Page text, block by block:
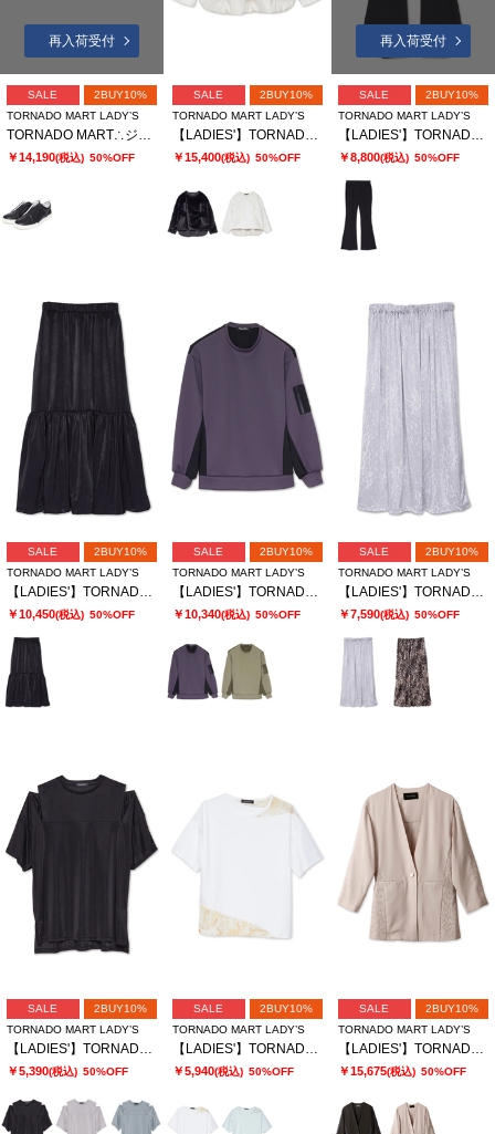
再入荷受付
SALE
2BUY10%
TORNADO MART LADY’S
TORNADO MART∴ジオメトラバースリッポン
￥14,190(税込) 50%OFF
SALE
2BUY10%
TORNADO MART LADY’S
【LADIES'】TORNADO MART∴キルティングファー切替ブルゾン
￥15,400(税込) 50%OFF
再入荷受付
SALE
2BUY10%
TORNADO MART LADY’S
【LADIES'】TORNADO MART∴トリコットリブイージーフレアパンツ
￥8,800(税込) 50%OFF
SALE
2BUY10%
TORNADO MART LADY’S
【LADIES'】TORNADO MART∴サテンティアードスカート
￥10,450(税込) 50%OFF
SALE
2BUY10%
TORNADO MART LADY’S
【LADIES'】TORNADO MART∴ダブルサテン切替プルオーバー
￥10,340(税込) 50%OFF
SALE
2BUY10%
TORNADO MART LADY’S
【LADIES'】TORNADO MART∴レオパードプリントイージースカート
￥7,590(税込) 50%OFF
SALE
2BUY10%
TORNADO MART LADY’S
【LADIES'】TORNADO MART∴ブライトスムーススリットオーバーTシャツ
￥5,390(税込) 50%OFF
SALE
2BUY10%
TORNADO MART LADY’S
【LADIES'】TORNADO MART∴シアーマーブル切り替えオーバーTシャツ
￥5,940(税込) 50%OFF
SALE
2BUY10%
TORNADO MART LADY’S
【LADIES'】TORNADO MART∴切替ノーカラージャケット
￥15,675(税込) 50%OFF